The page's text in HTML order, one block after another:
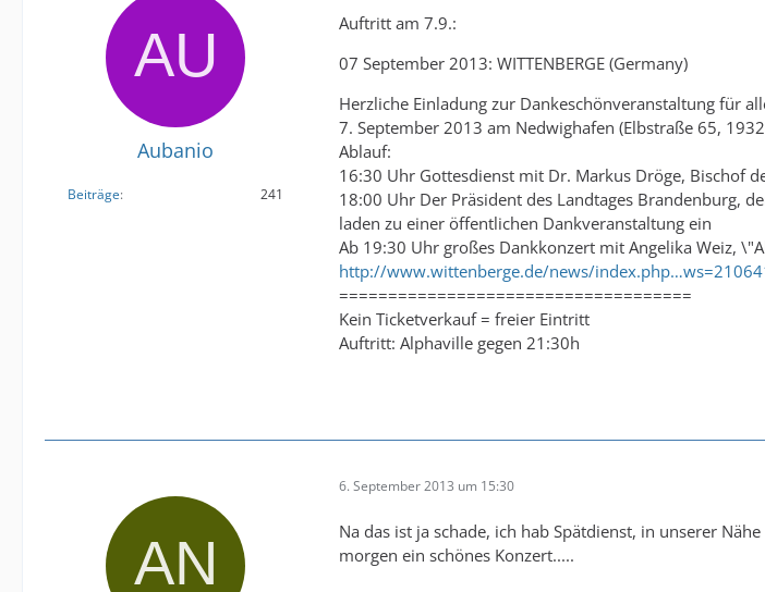
Aubanio
Beiträge 241
Auftritt am 7.9.:
07 September 2013: WITTENBERGE (Germany)
Herzliche Einladung zur Dankeschönveranstaltung für
7. September 2013 am Nedwighafen (Elbstraße 65,
Ablauf:
16:30 Uhr Gottesdienst mit Dr. Markus Dröge, Bischof
18:00 Uhr Der Präsident des Landtages Brandenburg,
laden zu einer öffentlichen Dankveranstaltung ein
Ab 19:30 Uhr großes Dankkonzert mit Angelika Weiz,
http://www.wittenberge.de/news/
====================================
Kein Ticketverkauf = freier Eintritt
Auftritt: Alphaville gegen 21:30h
6. September 2013 um 15:30
Na das ist ja schade, ich hab Spätdienst, in unserer
morgen ein schönes Konzert.....